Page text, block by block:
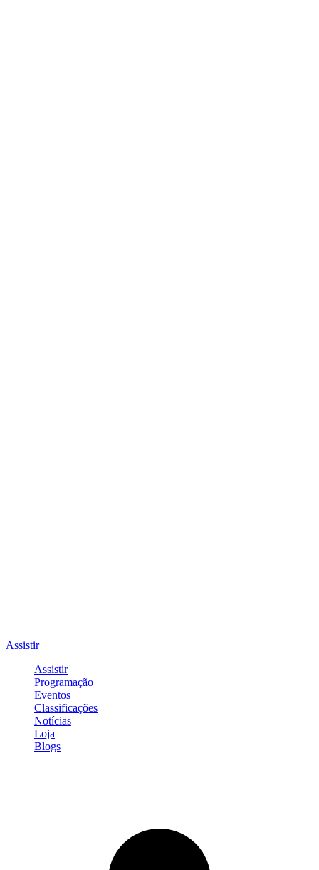
Assistir
Assistir
Programação
Eventos
Classificações
Notícias
Loja
Blogs